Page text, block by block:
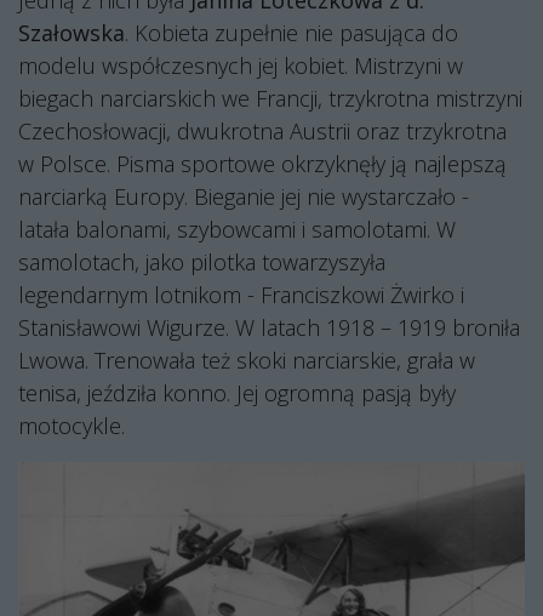
Szałowska. Kobieta zupełnie nie pasująca do
modelu współczesnych jej kobiet. Mistrzyni w
biegach narciarskich we Francji, trzykrotna mistrzyni
Czechosłowacji, dwukrotna Austrii oraz trzykrotna
w Polsce. Pisma sportowe okrzyknęły ją najlepszą
narciarką Europy. Bieganie jej nie wystarczało -
latała balonami, szybowcami i samolotami. W
samolotach, jako pilotka towarzyszyła
legendarnym lotnikom - Franciszkowi Żwirko i
Stanisławowi Wigurze. W latach 1918 – 1919 broniła
Lwowa. Trenowała też skoki narciarskie, grała w
tenisa, jeździła konno. Jej ogromną pasją były
motocykle.